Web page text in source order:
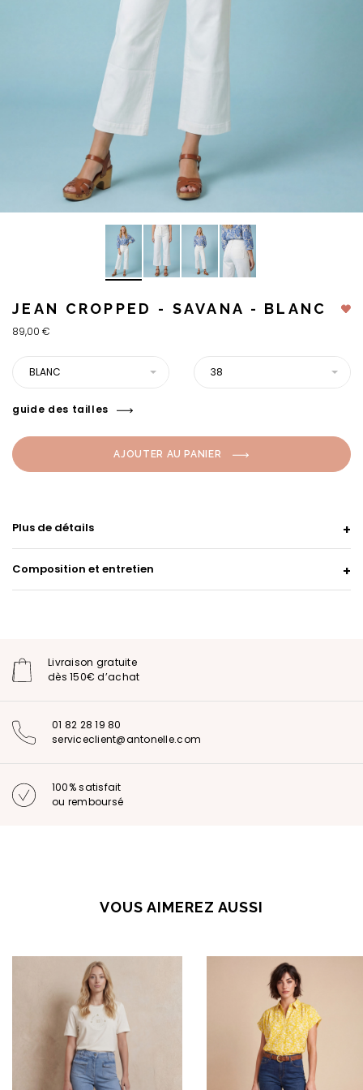
JEAN CROPPED - SAVANA - BLANC
89,00 €
BLANC 38
guide des tailles
AJOUTER AU PANIER
Plus de détails
Composition et entretien
Livraison gratuite
dès 150€ d’achat
01 82 28 19 80
serviceclient@antonelle.com
100% satisfait
ou remboursé
VOUS AIMEREZ AUSSI